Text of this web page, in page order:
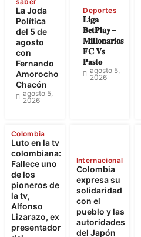
La Joda
Política
del 5 de
agosto
con
Fernando
Amorocho
Chacón
agosto 5,
2026
Deportes
𝐋𝐢𝐠𝐚
𝐁𝐞𝐭𝐏𝐥𝐚𝐲 –
𝐌𝐢𝐥𝐥𝐨𝐧𝐚𝐫𝐢𝐨𝐬
𝐅𝐂 𝐕𝐬
𝐏𝐚𝐬𝐭𝐨
agosto 5,
2026
Colombia
Luto en la tv
colombiana:
Fallece uno
de los
pioneros de
la tv,
Alfonso
Lizarazo, ex
presentador
Internacional
Colombia
expresa su
solidaridad
con el
pueblo y las
autoridades
del Japón